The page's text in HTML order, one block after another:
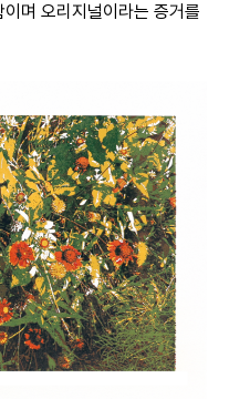
며 오리지널이라는 증거를